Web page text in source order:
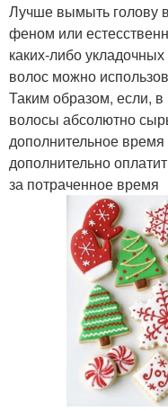
Лучше вымыть голову
феном или
каких-либо
волос можно
Таким образом, если,
волосы абсолютно
дополнительное время
дополнительно
за потраченное время